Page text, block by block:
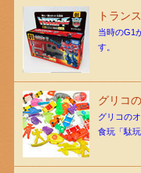
トラン
当時のG1
す。
グリコ
グリコの
食玩「駄